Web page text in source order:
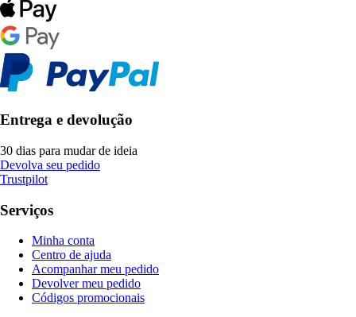
Entrega e devolução
30 dias para mudar de ideia
Devolva seu pedido
Trustpilot
Serviços
Minha conta
Centro de ajuda
Acompanhar meu pedido
Devolver meu pedido
Códigos promocionais